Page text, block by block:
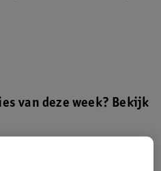
van deze week? Bekijk